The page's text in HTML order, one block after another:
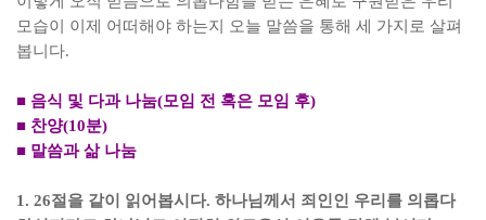
모습이 이제 어떠해야 하는지 오늘 말씀을 통해 세 가지로 살펴
봅니다.
■ 음식 및 다과 나눔(모임 전 혹은 모임 후)
■ 찬양(10분)
■ 말씀과 삶 나눔
1. 26절을 같이 읽어봅시다. 하나님께서 죄인인 우리를 의롭다